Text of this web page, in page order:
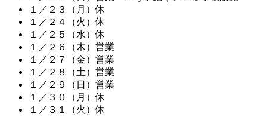
１／２３（月）休
１／２４（火）休
１／２５（水）休
１／２６（木）営業
１／２７（金）営業
１／２８（土）営業
１／２９（日）営業
１／３０（月）休
１／３１（火）休